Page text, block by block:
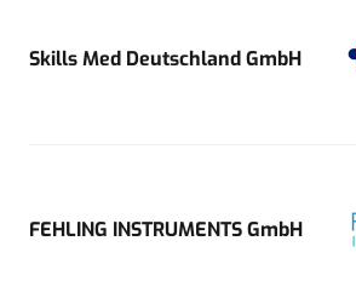
Skills Med Deutschland GmbH
FEHLING INSTRUMENTS GmbH